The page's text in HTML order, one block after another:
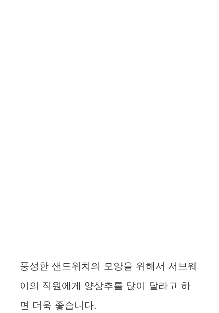
풍성한 샌드위치의 모양을 위해서 서브웨
이의 직원에게 양상추를 많이 달라고 하
면 더욱 좋습니다.